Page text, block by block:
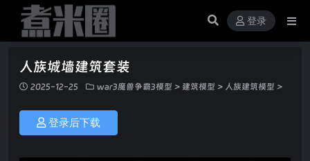
登录
人族城墙建筑套装
2025-12-25 war3魔兽争霸3模型 > 建筑模型 > 人族建筑模型 >
登录后下载